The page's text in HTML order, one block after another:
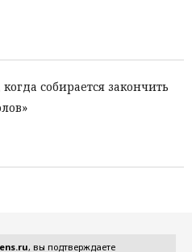
собирается закончить
, вы подтверждаете